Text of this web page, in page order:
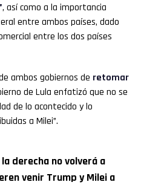
, así como a la importancia
entre ambos países, dado
entre los dos países
ambos gobiernos de retomar
de Lula enfatizó que no se
de lo acontecido y lo
a Milei”.
derecha no volverá a
venir Trump y Milei a